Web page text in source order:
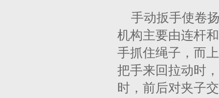
手动扳手使卷
机构主要由连杆
手抓住绳子，而
把手来回拉动时
时，前后对夹子